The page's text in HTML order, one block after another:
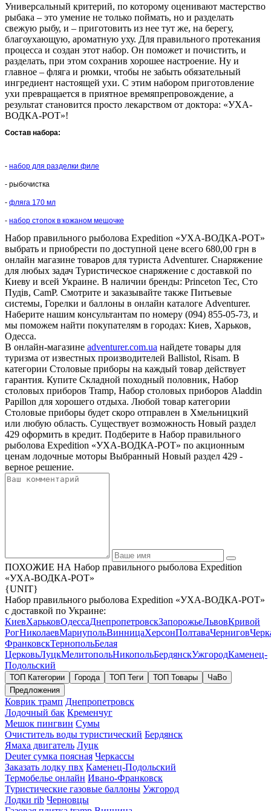
Универсальный критерий, по которому оценивают мастерство
рыбака – это умение не только поймать, но и разделать
свежую рыбу, и – приготовить из нее тут же, на берегу,
благоухающую, ароматную уху. Для правильного протекания
процесса и создан этот набор. Он поможет и почистить, и
разделать, при этом сохранив хорошее настроение. Ну и
главное – фляга и рюмки, чтобы не забыть обязательный
ингредиент настоящей ухи. С этим набором приготовление
ухи превращается в приятное времяпрепровождение, а
результат становится просто лекарством от доктора: «УХА-
ВОДКА-РОТ»!
Состав набора:
- набор для разделки филе
- рыбочистка
- фляга 170 мл
- набор стопок в кожаном мешочке
Набор правильного рыболова Expedition «УХА-ВОДКА-РОТ»
выбрать и приобрести по доступной цене всего 680,00 грн в
онлайн магазине товаров для туриста Adventurer. Снаряжение
для любых задач Туристическое снаряжение с доставкой по
Киеву и всей Украине. В наличии бренды: Princeton Tec, Сто
Пудів, CamP. Смотрите и заказывайте также Питьевые
системы, Горелки и баллоны в онлайн каталоге Adventurer.
Наберите нашим консультантам по номеру (094) 855-05-73, и
мы поможем найти покупателям в городах: Киев, Харьков,
Одесса.
В онлайн-магазине adventurer.com.ua найдете товары для
туризма от известных производителей Ballistol, Risam. В
категории Столовые приборы на каждый товар действует
гарантия. Купите Складной походный половник, Набор
столовых приборов Tramp, Набор столовых приборов Aladdin
Papillon для хорошего отдыха. Любой товар категории
Столовые приборы будет скоро отправлен в Хмельницкий
или любую область. Существует возможность Новый раздел
429 оформить в кредит. Подберите в Набор правильного
рыболова Expedition «УХА-ВОДКА-РОТ» по акционным
ценам лодочные моторы Выбранный Новый раздел 429 -
верное решение.
ПОХОЖИЕ НА Набор правильного рыболова Expedition
«УХА-ВОДКА-РОТ»
{UNIT}
Набор правильного рыболова Expedition «УХА-ВОДКА-РОТ»
с доставкой по Украине:
КиевХарьковОдессаДнепропетровскЗапорожьеЛьвовКривой
РогНиколаевМариупольВинницаХерсонПолтаваЧернигов
ФранковскТернопольБелая
ЦерковьЛуцкМелитопольНикопольБердянскУжгородКаменец-
Подольский
ТОП Категории Города ТОП Теги ТОП Товары
ЧаВо
Предложения
Коврик трамп Днепропетровск
Лодочный бак Кременчуг
Мешок пингвин Сумы
Очиститель воды туристический Бердянск
Ямаха двигатель Луцк
Deuter сумка поясная Черкассы
Заказать лодку пвх Каменец-Подольский
Термобелье онлайн Ивано-Франковск
Туристические газовые баллоны Ужгород
Лодки rib Черновцы